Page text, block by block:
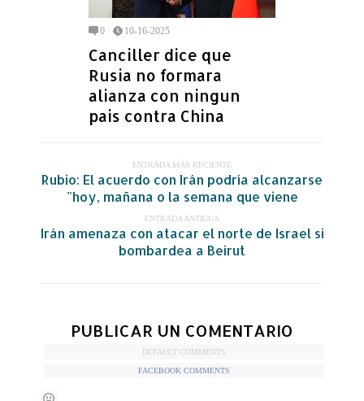
0 10-16-2025
Canciller dice que
Rusia no formara
alianza con ningun
pais contra China
ENTRADA MÁS RECIENTE
Rubio: El acuerdo con Irán podría alcanzarse
"hoy, mañana o la semana que viene
ENTRADA ANTIGUA
Irán amenaza con atacar el norte de Israel si
bombardea a Beirut
PUBLICAR UN COMENTARIO
DEFAULT COMMENTS
FACEBOOK COMMENTS